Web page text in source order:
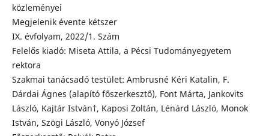
közleményei
Megjelenik évente kétszer
IX. évfolyam, 2022/1. Szám
Felelős kiadó: Miseta Attila, a Pécsi Tudományegyetem
rektora
Szakmai tanácsadó testület: Ambrusné Kéri Katalin, F.
Dárdai Ágnes (alapító főszerkesztő), Font Márta, Jankovits
László, Kajtár István†, Kaposi Zoltán, Lénárd László, Monok
István, Szögi László, Vonyó József